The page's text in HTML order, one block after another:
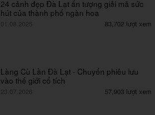
24 cảnh đẹp Đà Lạt ấn tượng giải mã sức
hút của thành phố ngàn hoa
01.08.2025 83,702 lượt xem
Làng Cù Lần Đà Lạt - Chuyến phiêu lưu
vào thế giới cổ tích
23.07.2026 57,903 lượt xem